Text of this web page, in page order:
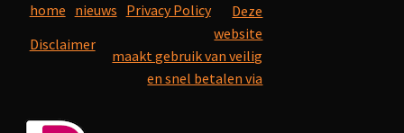
home nieuws Privacy Policy
Disclaimer
Deze
website
maakt gebruik van veilig
en snel betalen via